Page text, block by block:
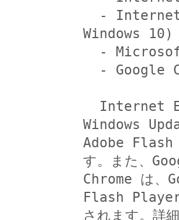
Windows 10)
Windows
Adobe Flash
す。また、
Chrome は、
Flash
されます。詳